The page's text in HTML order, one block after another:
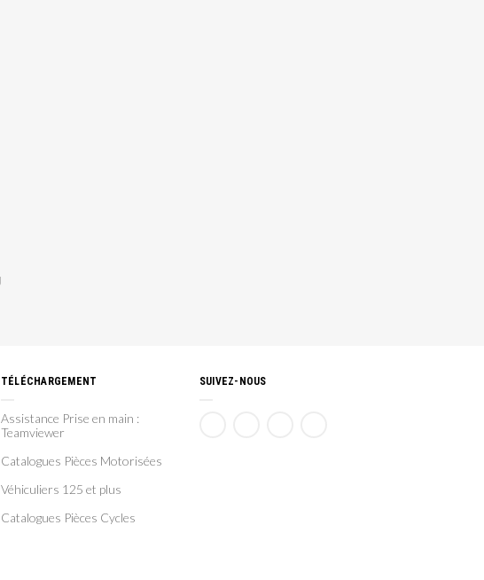
TÉLÉCHARGEMENT
Assistance Prise en main :
Teamviewer
Catalogues Pièces Motorisées
Véhiculiers 125 et plus
Catalogues Pièces Cycles
SUIVEZ-NOUS